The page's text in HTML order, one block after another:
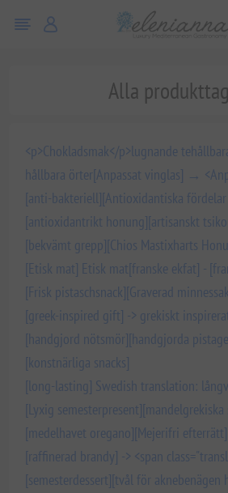
Alla
<p>Chokladsmak</p>lugnande te
hållbara örter[Anpassat vinglas] →
[anti-bakteriell][Antioxidantiska
[antioxidantrikt honung][artisanskt
[bekvämt grepp][Chios Mastixharts
[Etisk mat] Etisk mat[franske ekfat] -
[Frisk pistaschsnack][Graverad
[greek-inspired gift] -> grekiskt
[handgjord nötsmör][handgjorda
[konstnärliga snacks]
[long-lasting] Swedish translation:
[Lyxig semesterpresent][mandelgrekiska
[medelhavet oregano][Mejerifri efterrätt]
[raffinerad brandy] -> <span
[semesterdessert][tvål för aknebenägen